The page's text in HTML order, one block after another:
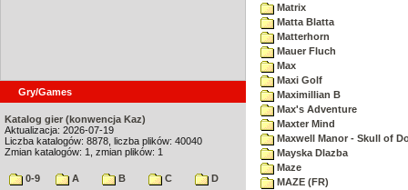
Gry/Games
Katalog gier (konwencja Kaz)
Aktualizacja: 2026-07-19
Liczba katalogów: 8878, liczba plików: 40040
Zmian katalogów: 1, zmian plików: 1
0-9 A B C
D
Matrix
Matta Blatta
Matterhorn
Mauer Fluch
Max
Maxi Golf
Maximillian B
Max's Adventure
Maxter Mind
Maxwell Manor - Skull of
Mayska Dlazba
Maze
MAZE (FR)